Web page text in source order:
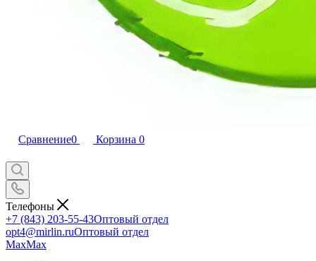
Сравнение0 Корзина 0
Телефоны
+7 (843) 203-55-43Оптовый отдел
opt4@mirlin.ruОптовый отдел
MaxMax